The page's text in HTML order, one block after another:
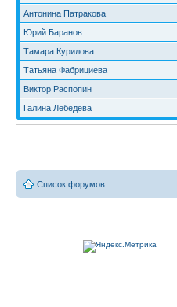
Антонина Патракова
Юрий Баранов
Тамара Курилова
Татьяна Фабрициева
Виктор Распопин
Галина Лебедева
Список форумов